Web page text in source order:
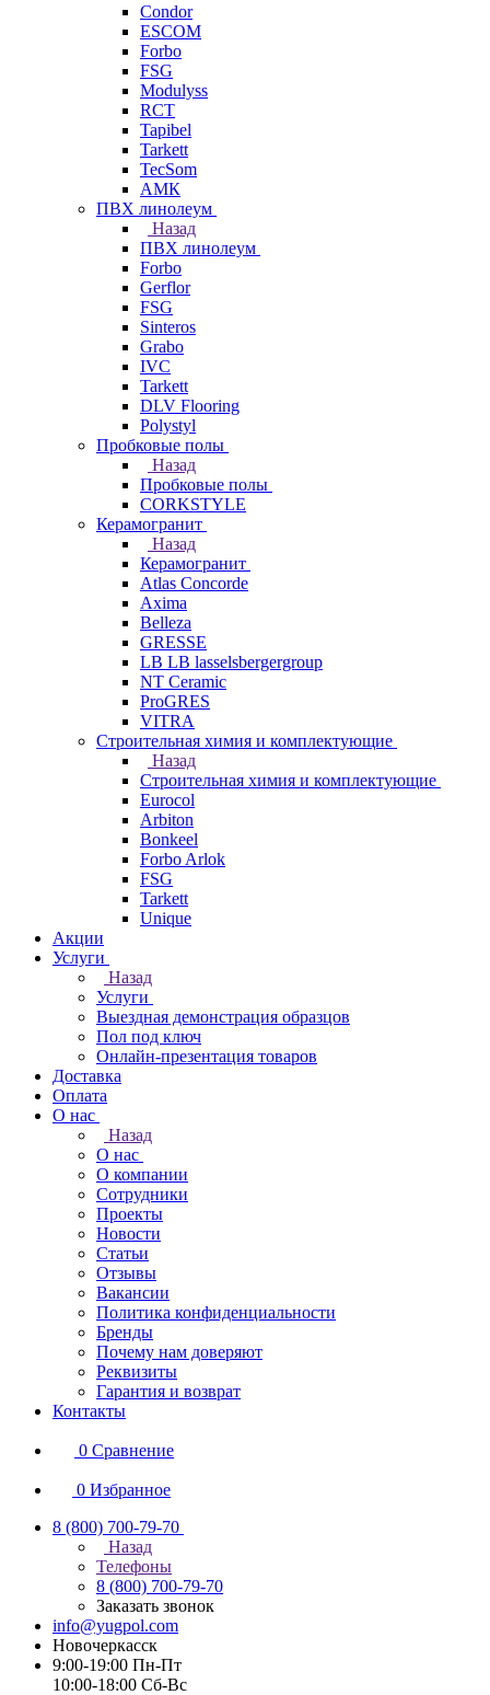
Condor
ESCOM
Forbo
FSG
Modulyss
RCT
Tapibel
Tarkett
TecSom
АМК
ПВХ линолеум
Назад
ПВХ линолеум
Forbo
Gerflor
FSG
Sinteros
Grabo
IVC
Tarkett
DLV Flooring
Polystyl
Пробковые полы
Назад
Пробковые полы
CORKSTYLE
Керамогранит
Назад
Керамогранит
Atlas Concorde
Axima
Belleza
GRESSE
LB LB lasselsbergergroup
NT Ceramic
ProGRES
VITRA
Строительная химия и комплектующие
Назад
Строительная химия и комплектующие
Eurocol
Arbiton
Bonkeel
Forbo Arlok
FSG
Tarkett
Unique
Акции
Услуги
Назад
Услуги
Выездная демонстрация образцов
Пол под ключ
Онлайн-презентация товаров
Доставка
Оплата
О нас
Назад
О нас
О компании
Сотрудники
Проекты
Новости
Статьи
Отзывы
Вакансии
Политика конфиденциальности
Бренды
Почему нам доверяют
Реквизиты
Гарантия и возврат
Контакты
0 Сравнение
0 Избранное
8 (800) 700-79-70
Назад
Телефоны
8 (800) 700-79-70
Заказать звонок
info@yugpol.com
Новочеркаcск
9:00-19:00 Пн-Пт
10:00-18:00 Cб-Вс